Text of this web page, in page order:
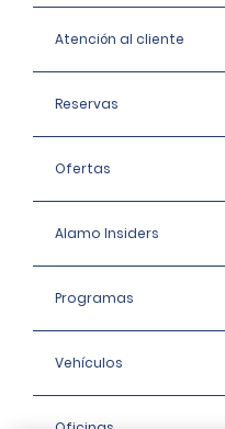
Atención al cliente
Reservas
Ofertas
Alamo Insiders
Programas
Vehículos